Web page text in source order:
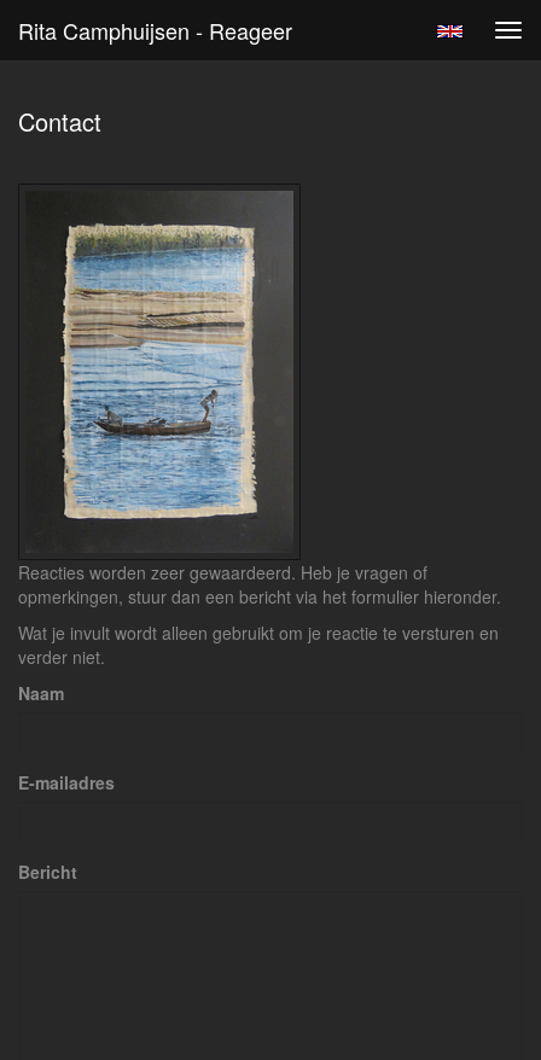
Rita Camphuijsen - Reageer
Contact
Reacties worden zeer gewaardeerd. Heb je vragen of
opmerkingen, stuur dan een bericht via het formulier hieronder.
Wat je invult wordt alleen gebruikt om je reactie te versturen en
verder niet.
Naam
E-mailadres
Bericht